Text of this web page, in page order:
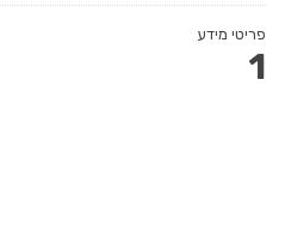
פריטי מידע
1